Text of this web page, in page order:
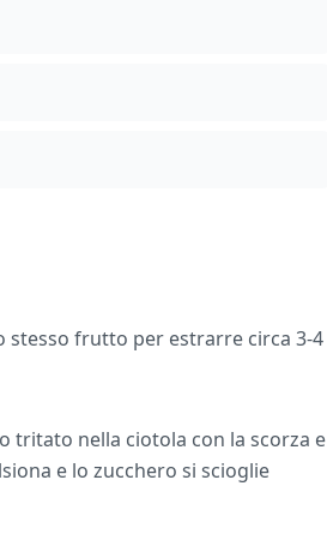
frutto per estrarre circa 3-4
tritato nella ciotola con la scorza e
e lo zucchero si scioglie